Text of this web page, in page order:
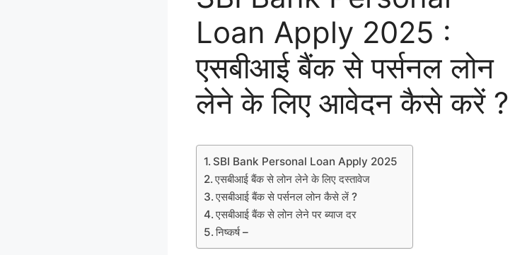
Loan Apply 2025 :
एसबीआई बैंक से पर्सनल लोन
लेने के लिए आवेदन कैसे करें ?
SBI Bank Personal Loan Apply 2025
एसबीआई बैंक से लोन लेने के लिए दस्तावेज
एसबीआई बैंक से पर्सनल लोन कैसे लें ?
एसबीआई बैंक से लोन लेने पर ब्याज दर
निष्कर्ष –